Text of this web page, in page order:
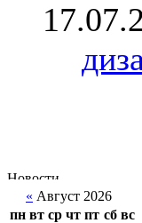
« Август 2026
пн вт ср чт пт сб вс